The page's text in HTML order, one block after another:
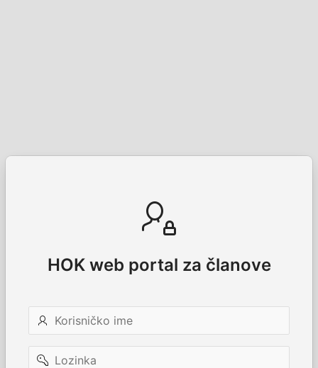
HOK web portal za članove
Korisničko
ime
Lozinka